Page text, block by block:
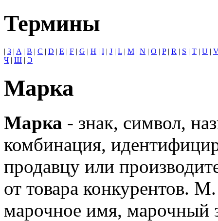
Термины
| 3 | A | B | C | D | E | F | G | H | I | J | L | M | N | O | P| R | S | T | U |
Ч | Ш | Э
Марка
Марка - знак, символ,
комбинация,
продавцу или
от товара конкурентов.
марочное имя, марочный